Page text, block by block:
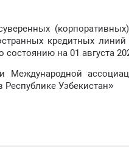
кредитных
на 01 августа
Международной
Республике Узбекистан»